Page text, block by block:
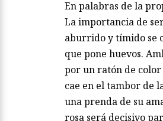
En palabras de la
La importancia de
aburrido y tímido se
que pone huevos.
por un ratón de color
cae en el tambor de
una prenda de su
rosa será decisivo